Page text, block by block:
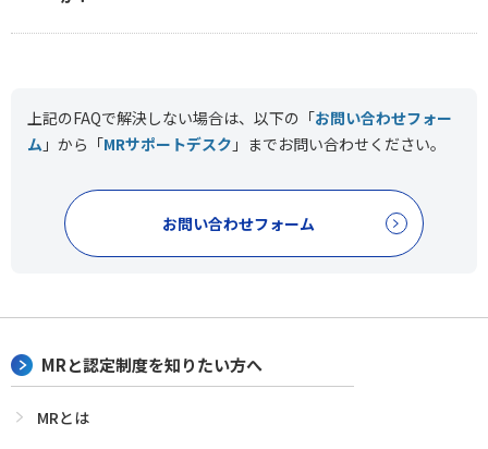
上記のFAQで解決しない場合は、以下の「お問い合わせフォー
ム 」から「MRサポートデスク 」までお問い合わせください。
お問い合わせフォーム
MRと認定制度を知りたい方へ
MRとは